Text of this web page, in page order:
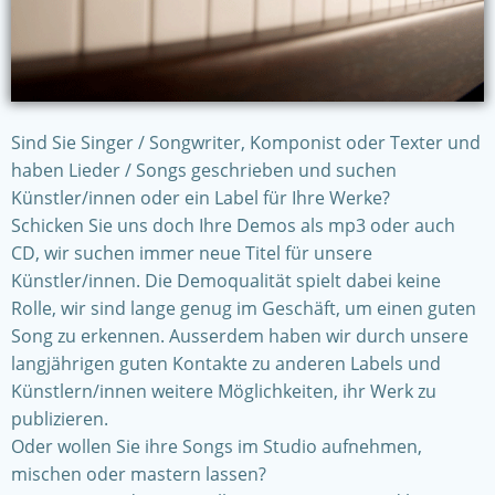
Sind Sie Singer / Songwriter, Komponist oder Texter und
haben Lieder / Songs geschrieben und suchen
Künstler/innen oder ein Label für Ihre Werke?
Schicken Sie uns doch Ihre Demos als mp3 oder auch
CD, wir suchen immer neue Titel für unsere
Künstler/innen. Die Demoqualität spielt dabei keine
Rolle, wir sind lange genug im Geschäft, um einen guten
Song zu erkennen. Ausserdem haben wir durch unsere
langjährigen guten Kontakte zu anderen Labels und
Künstlern/innen weitere Möglichkeiten, ihr Werk zu
publizieren.
Oder wollen Sie ihre Songs im Studio aufnehmen,
mischen oder mastern lassen?